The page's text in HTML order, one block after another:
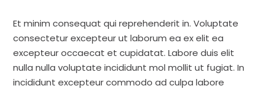
Et minim consequat qui reprehenderit in. Voluptate
consectetur excepteur ut laborum ea ex elit ea
excepteur occaecat et cupidatat. Labore duis elit
nulla nulla voluptate incididunt mol mollit ut fugiat. In
incididunt excepteur commodo ad culpa labore